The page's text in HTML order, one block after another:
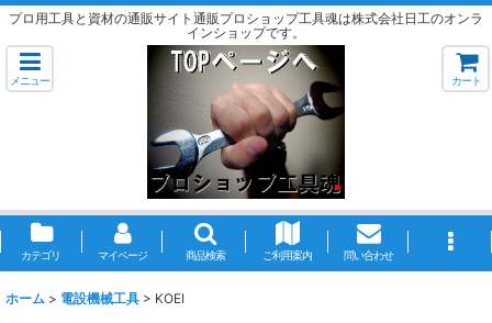
プロ用工具と資材の通販サイト通販プロショップ工具魂は株式会社日工のオンラ
インショップです。
メニュー カート
カテゴリ マイページ 商品検索 ご利用案内 問い合わせ
ホーム > 電設機械工具 > KOEI